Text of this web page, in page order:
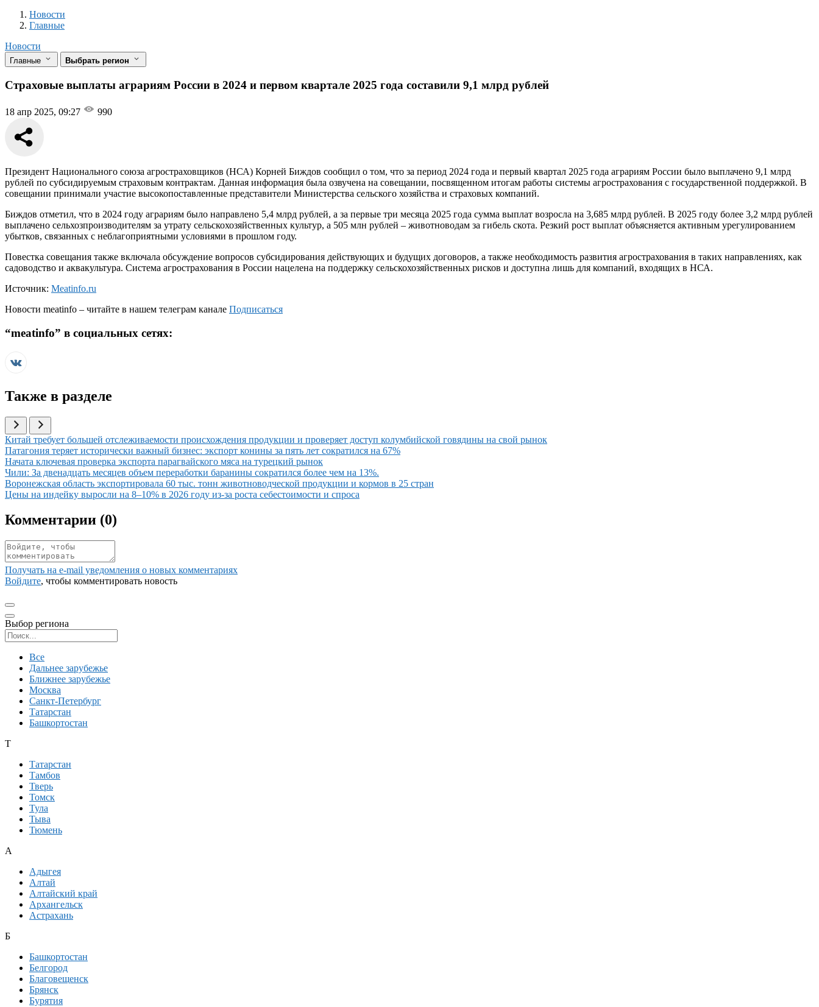
Новости
Разделы
Новости
Главные
Новости
Главные Выбрать регион
Страховые выплаты аграриям России в 2024 и первом квартале 2025 года составили 9,1 млрд рублей
18 апр 2025, 09:27 990
Президент Национального союза агростраховщиков (НСА) Корней Биждов сообщил о том, что за период 2024 года и первый квартал 2025 года аграриям России было выплачено 9,1 млрд
рублей по субсидируемым страховым контрактам. Данная информация была озвучена на совещании, посвященном итогам работы системы агрострахования с государственной поддержкой. В
совещании принимали участие высокопоставленные представители Министерства сельского хозяйства и страховых компаний.
Биждов отметил, что в 2024 году аграриям было направлено 5,4 млрд рублей, а за первые три месяца 2025 года сумма выплат возросла на 3,685 млрд рублей. В 2025 году более 3,2 млрд рублей
выплачено сельхозпроизводителям за утрату сельскохозяйственных культур, а 505 млн рублей – животноводам за гибель скота. Резкий рост выплат объясняется активным урегулированием
убытков, связанных с неблагоприятными условиями в прошлом году.
Повестка совещания также включала обсуждение вопросов субсидирования действующих и будущих договоров, а также необходимость развития агрострахования в таких направлениях, как
садоводство и аквакультура. Система агрострахования в России нацелена на поддержку сельскохозяйственных рисков и доступна лишь для компаний, входящих в НСА.
Источник: Meatinfo.ru
Новости meatinfo – читайте в нашем телеграм канале Подписаться
“meatinfo” в социальных сетях:
Также в разделе
Иллюстрация новости
Китай требует большей отслеживаемости происхождения продукции и проверяет доступ колумбийской говядины на свой рынок
Иллюстрация новости
Патагония теряет исторически важный бизнес: экспорт конины за пять лет сократился на 67%
Иллюстрация новости
Начата ключевая проверка экспорта парагвайского мяса на турецкий рынок
Иллюстрация новости
Чили: За двенадцать месяцев объем переработки баранины сократился более чем на 13%.
Иллюстрация новости
Воронежская область экспортировала 60 тыс. тонн животноводческой продукции и кормов в 25 стран
Иллюстрация новости
Цены на индейку выросли на 8–10% в 2026 году из-за роста себестоимости и спроса
Комментарии (0)
Получать на e‑mail уведомления о новых комментариях
Войдите, чтобы комментировать новость
Выбор региона
Все
Дальнее зарубежье
Ближнее зарубежье
Москва
Санкт-Петербург
Татарстан
Башкортостан
Т
Татарстан
Тамбов
Тверь
Томск
Тула
Тыва
Тюмень
А
Адыгея
Алтай
Алтайский край
Архангельск
Астрахань
Б
Башкортостан
Белгород
Благовещенск
Брянск
Бурятия